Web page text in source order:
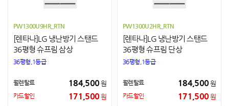
PW1300U9HR_RTN
[렌타나]LG 냉난방기 스탠드
36평형 슈프림 삼상
36평형,1등급
월렌탈료 184,500원
카드할인 171,500원
PW1300U2HR_RTN
[렌타나]LG 냉난방기 스탠드
36평형 슈프림 단상
36평형,1등급
월렌탈료 184,500원
카드할인 171,500원